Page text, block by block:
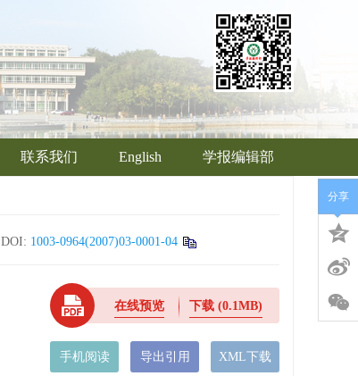
联系我们 English 学报编辑部
DOI: 1003-0964(2007)03-0001-04
在线预览 下载(0.1MB)
手机阅读 导出引用 XML下载
分享